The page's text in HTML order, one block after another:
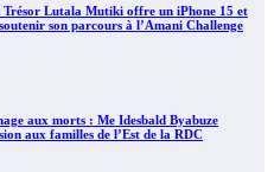
Lutala Mutiki offre un iPhone 15 et
son parcours à l’Amani Challenge
aux morts : Me Idesbald Byabuze
aux familles de l’Est de la RDC